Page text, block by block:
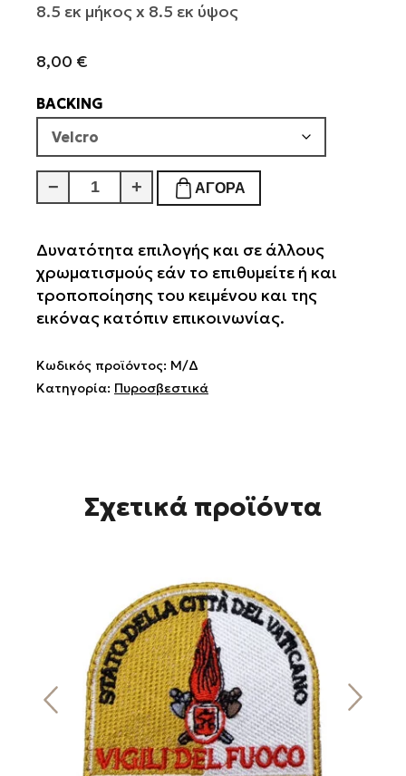
8.5 εκ μήκος x 8.5 εκ ύψος
8,00 €
BACKING
−
Nordholz
1963-
ποσότητα
+ ΑΓΟΡΆ
Δυνατότητα επιλογής και σε άλλους
χρωματισμούς εάν το επιθυμείτε ή και
τροποποίησης του κειμένου και της
εικόνας κατόπιν επικοινωνίας.
Κωδικός προϊόντος: Μ/Δ
Κατηγορία: Πυροσβεστικά
Σχετικά προϊόντα